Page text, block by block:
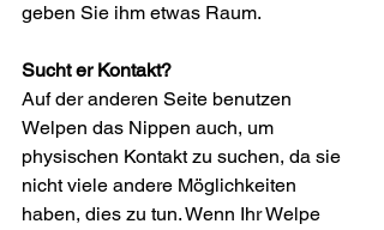
geben Sie ihm etwas Raum.
Sucht er Kontakt?
Auf der anderen Seite benutzen
Welpen das Nippen auch, um
physischen Kontakt zu suchen, da sie
nicht viele andere Möglichkeiten
haben, dies zu tun. Wenn Ihr Welpe